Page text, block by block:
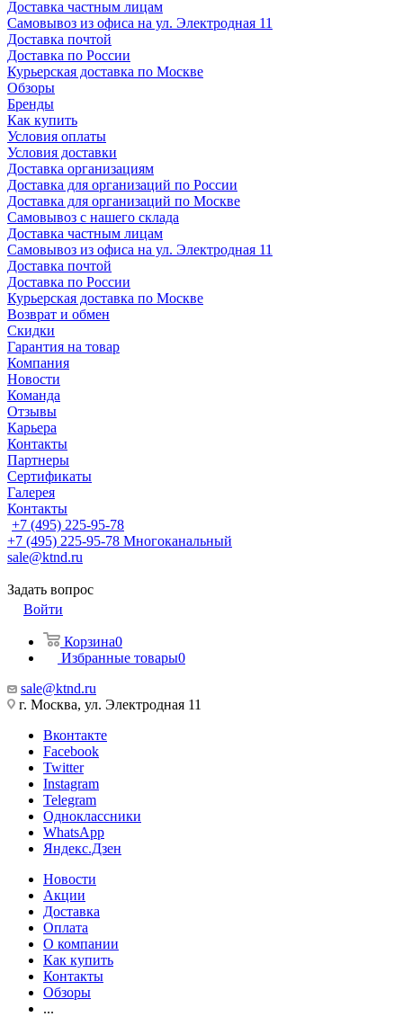
Доставка частным лицам
Самовывоз из офиса на ул. Электродная 11
Доставка почтой
Доставка по России
Курьерская доставка по Москве
Обзоры
Бренды
Как купить
Условия оплаты
Условия доставки
Доставка организациям
Доставка для организаций по России
Доставка для организаций по Москве
Самовывоз с нашего склада
Доставка частным лицам
Самовывоз из офиса на ул. Электродная 11
Доставка почтой
Доставка по России
Курьерская доставка по Москве
Возврат и обмен
Скидки
Гарантия на товар
Компания
Новости
Команда
Отзывы
Карьера
Контакты
Партнеры
Сертификаты
Галерея
Контакты
+7 (495) 225-95-78
+7 (495) 225-95-78 Многоканальный
sale@ktnd.ru
Задать вопрос
Войти
Корзина0
Избранные товары0
sale@ktnd.ru
г. Москва, ул. Электродная 11
Вконтакте
Facebook
Twitter
Instagram
Telegram
Одноклассники
WhatsApp
Яндекс.Дзен
Новости
Акции
Доставка
Оплата
О компании
Как купить
Контакты
Обзоры
...